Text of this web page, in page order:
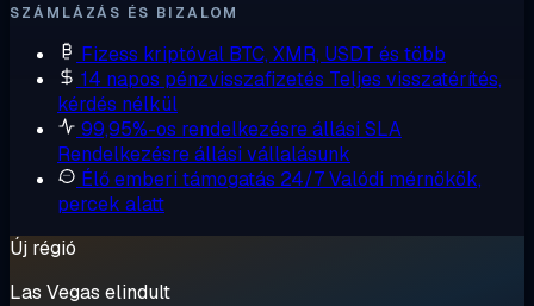
SZÁMLÁZÁS ÉS BIZALOM
Fizess kriptóval BTC, XMR, USDT és több
14 napos pénzvisszafizetés Teljes visszatérítés,
kérdés nélkül
99,95%-os rendelkezésre állási SLA
Rendelkezésre állási vállalásunk
Élő emberi támogatás 24/7Valódi mérnökök,
percek alatt
Új régió
Las Vegas elindult